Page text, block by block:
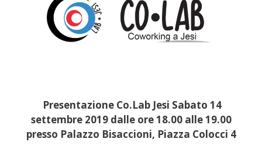
Presentazione Co.Lab Jesi Sabato 14
settembre 2019 dalle ore 18.00 alle 19.00
presso Palazzo Bisaccioni, Piazza Colocci 4